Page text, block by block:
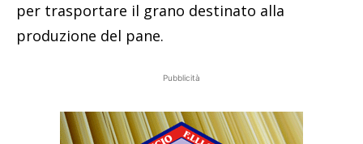
per trasportare il grano destinato alla
produzione del pane.
Pubblicità